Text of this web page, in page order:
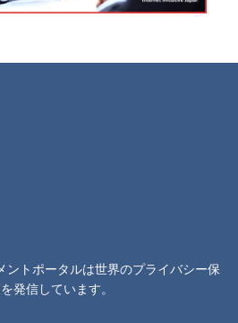
ントポータルは世界のプライバシー保
発信しています。